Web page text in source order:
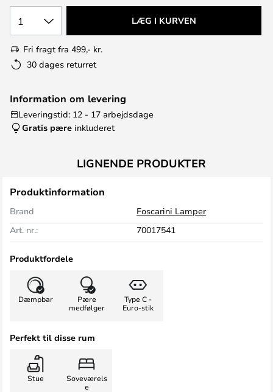
1 LÆG I KURVEN
Fri fragt fra 499,- kr.
30 dages returret
Information om levering
Leveringstid: 12 - 17 arbejdsdage
Gratis pære inkluderet
LIGNENDE PRODUKTER
Produktinformation
Brand
Foscarini Lamper
Art. nr.:
70017541
Produktfordele
Dæmpbar
Pære
medfølger
Type C -
Euro-stik
Perfekt til disse rum
Stue
Soveværels
e